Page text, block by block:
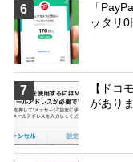
6
「
ッタリ0
7
【ドコ
があり